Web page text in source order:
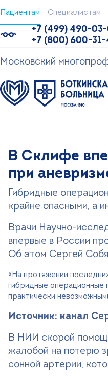
Пациентам Специалистам
+7 (499) 490-
+7 (800) 600-31-
Московский
В Склифе
при
Гибридные
крайне опасными, а
Врачи Научно-
впервые в России
Об этом Сергей
«На протяжении
гибридные операционные
практически
Источник: канал
В НИИ скорой
жалобой на потерю
сонной артерии,